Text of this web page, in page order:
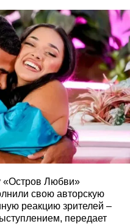
«Остров Любви»
свою авторскую
реакцию зрителей –
передает